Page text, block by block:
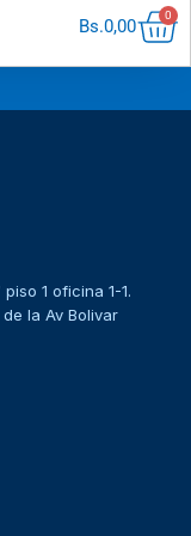
Bs.0,00
0
1 oficina 1-1.
la Av Bolivar